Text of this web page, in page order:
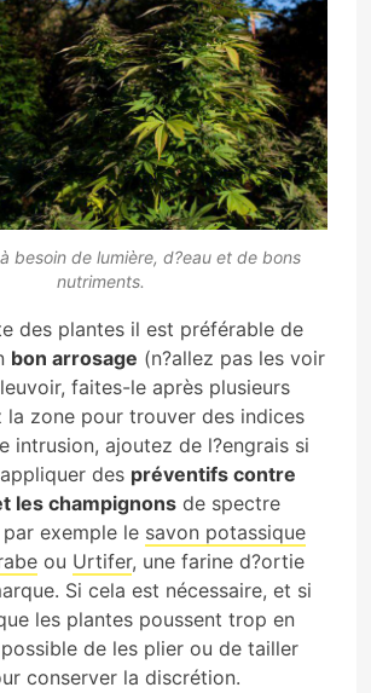
besoin de lumière, d?eau et de bons
nutriments.
des plantes il est préférable de
bon arrosage (n?allez pas les voir
faites-le après plusieurs
la zone pour trouver des indices
intrusion, ajoutez de l?engrais si
des préventifs contre
les champignons de spectre
exemple le savon potassique
ou Urtifer, une farine d?ortie
Si cela est nécessaire, et si
les plantes poussent trop en
de les plier ou de tailler
conserver la discrétion.